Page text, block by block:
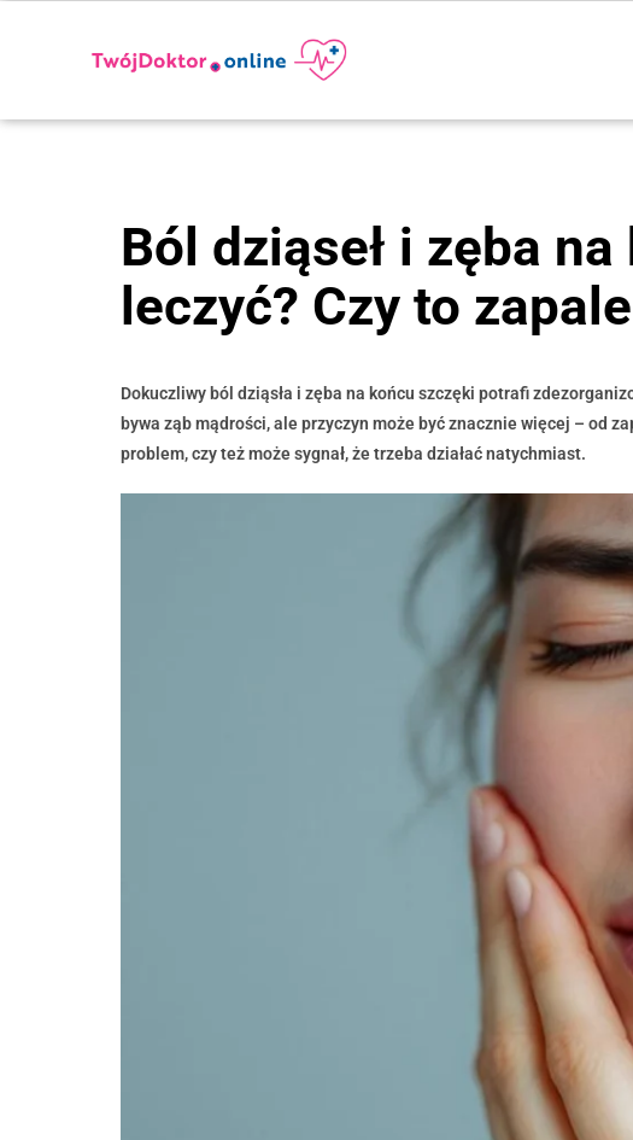
Ból dziąseł i zęba
leczyć? Czy to
Dokuczliwy ból dziąsła i zęba na końcu szczęki potrafi
bywa ząb mądrości, ale przyczyn może być znacznie więcej – od
problem, czy też może sygnał, że trzeba działać natychmiast.